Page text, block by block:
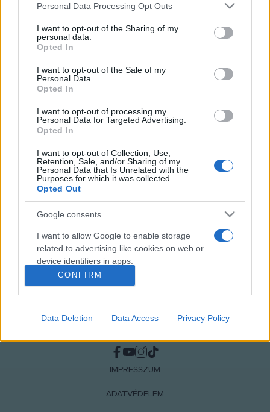
Please note that this website/app uses one or more Google
not limited to your visit or usage behaviour. You may click to
grant or deny consent to Google and its third-party tags to
use your data for below specified purposes in below Google
consent section.
Personal Data Processing Opt Outs
I want to opt-out of the Sharing of my
personal data.
Opted In
I want to opt-out of the Sale of my
Personal Data.
Opted In
I want to opt-out of processing my
Personal Data for Targeted Advertising.
Opted In
I want to opt-out of Collection, Use,
Retention, Sale, and/or Sharing of my
Personal Data that Is Unrelated with the
Purposes for which it was collected.
Opted Out
Google consents
I want to allow Google to enable storage
related to advertising like cookies on web or
device identifiers in apps.
I want to allow my user data to be sent to
Google for online advertising purposes.
I want to allow Google to send me
I want to allow Google to enable storage
related to analytics like cookies on web or
CONFIRM
Data Deletion Data Access Privacy Policy
kábítószercsempész banda vezetőjével. A főszereplők
személyéről és a forgatás kezdetéről egyelőre nincsenek
beszámoltunk, április 5-én mutatják be a hazai mozikban.
MEGOSZTÁS
IMPRESSZUM
ADATVÉDELEM